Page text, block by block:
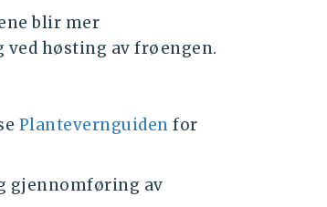
blir mer
høsting av frøengen.
Plantevernguiden for
gjennomføring av